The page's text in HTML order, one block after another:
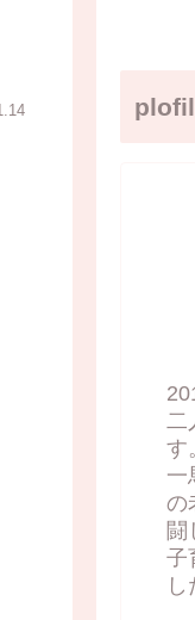
二
す
一
の
闘
子
し